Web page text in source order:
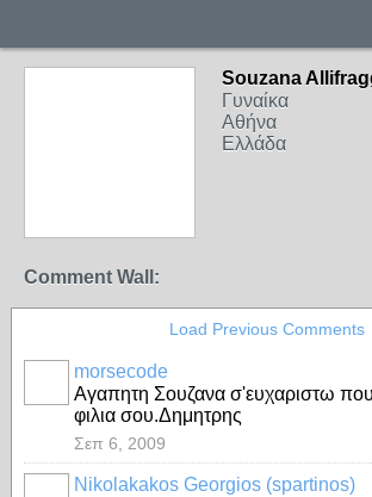
Souzana
Γυναίκα
Αθήνα
Ελλάδα
Comment Wall:
Load Previous Comments
morsecode
Αγαπητη Σουζανα σ'ευχαριστω που
φιλια σου.Δημητρης
Σεπ 6, 2009
Nikolakakos Georgios (spartinos)